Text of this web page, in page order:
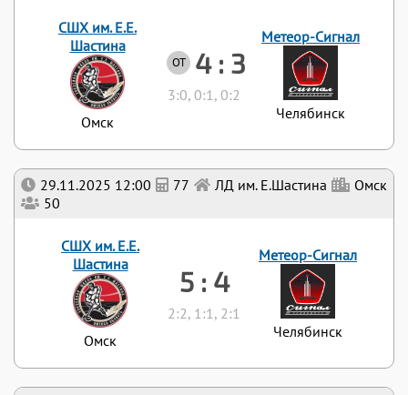
29.11.2025 12:00 77 ЛД им. Е.Шастина
Омск
50
СШХ им. Е.Е.
Шастина
Омск
5 : 4
2:2, 1:1, 2:1
Метеор-Сигнал
Челябинск
СШХ им. Е.Е.
Шастина
Омск
4 : 3
ОТ
3:0, 0:1, 0:2
Метеор-Сигнал
Челябинск